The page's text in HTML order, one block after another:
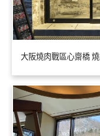
大阪燒肉戰區心齋橋